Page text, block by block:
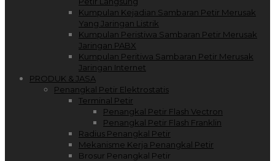
Kumpulan Kejadian Sambaran Petir Merusak
Yang Jaringan Listrik
Kumpulan Peristiwa Sambaran Petir Merusak
Jaringan PABX
Kumpulan Peritiwa Sambaran Petir Merusak
Jaringan Internet
PRODUK & JASA
Penangkal Petir Elektrostatis
Terminal Petir
Penangkal Petir Flash Vectron
Penangkal Petir Flash Franklin
Radius Penangkal Petir
Mekanisme Kerja Penangkal Petir
Brosur Penangkal Petir